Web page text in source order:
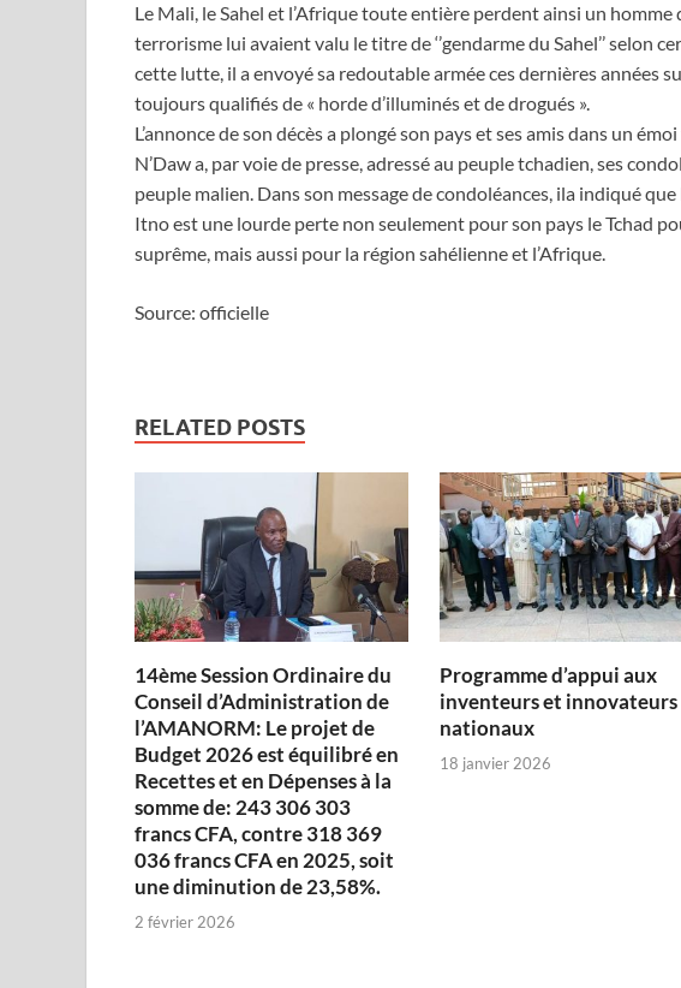
Le Mali, le Sahel et l’Afrique toute entière perdent ainsi un
terrorisme lui avaient valu le titre de ‘’gendarme du Sahel’’ selon
cette lutte, il a envoyé sa redoutable armée ces dernières années
toujours qualifiés de « horde d’illuminés et de drogués ».
L’annonce de son décès a plongé son pays et ses amis dans un
N’Daw a, par voie de presse, adressé au peuple tchadien, ses
peuple malien. Dans son message de condoléances, ila indiqué
Itno est une lourde perte non seulement pour son pays le Tchad
suprême, mais aussi pour la région sahélienne et l’Afrique.
Source: officielle
RELATED POSTS
14ème Session Ordinaire du
Conseil d’Administration de
l’AMANORM: Le projet de
Budget 2026 est équilibré en
Recettes et en Dépenses à la
somme de: 243 306 303
francs CFA, contre 318 369
036 francs CFA en 2025, soit
une diminution de 23,58%.
2 février 2026
Programme d’appui aux
inventeurs et innovateurs
nationaux
18 janvier 2026